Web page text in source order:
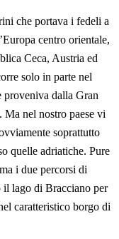
che portava i fedeli a
centro orientale,
Ceca, Austria ed
solo in parte nel
proveniva dalla Gran
Ma nel nostro paese vi
soprattutto
quelle adriatiche. Pure
i due percorsi di
il lago di Bracciano per
caratteristico borgo di